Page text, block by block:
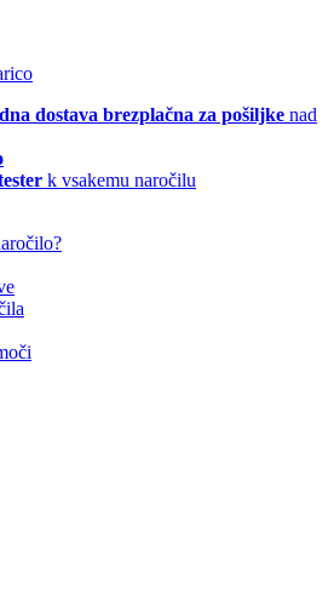
dostava brezplačna za pošiljke nad
k vsakemu naročilu